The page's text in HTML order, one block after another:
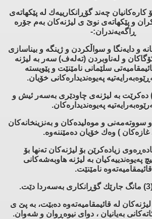
چه‌ند گۆڕانكارییه‌ك له‌ پێكهاته‌ی
كران و پێكهاته‌ی نوێ ی لیژنه‌كان به‌م جۆره‌
ڕاگه‌یه‌ندران:-
و دایه‌نگا و سواڵكردن و ژینگه‌ و بیناسازی
و له‌ناوبردن (ته‌له‌ف) سه‌ر به‌ لیژنه‌
سلێمانی نامێنێت و پێویسته‌
په‌یوه‌ندیداره‌كانی خۆیان.
لیژنه‌ی (1،2،3،4) ده‌كرێت به‌ لیژنه‌ی چاودێری به‌سه‌ر ئیش و
په‌یوه‌ندیداره‌كان.
و سووته‌مه‌نی و موه‌لیده‌كان و به‌نزینخانه‌كان
) وه‌ك خۆیان ده‌مێننه‌وه‌.
زیاده‌ڕه‌وی زیاده‌كرێن بۆ لیژنه‌كان ته‌نها بۆ
په‌یوه‌ندییه‌كیان به‌ لیژنه‌ هاوبه‌شه‌كانی
قائیمقامیه‌ته‌وه‌ نامێنێت.
له‌ قائیمقامیه‌ته‌وه‌ ده‌بێت، به‌ پێ ی
به‌یانیان ، دوای نیوه‌ڕوان و شه‌وان.